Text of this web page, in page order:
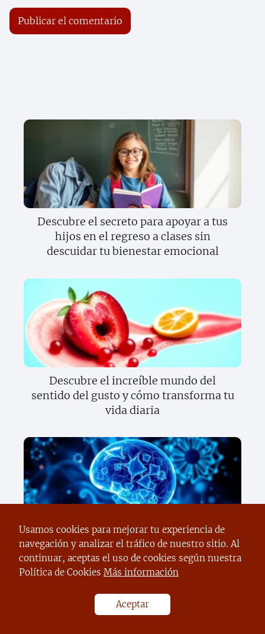
Descubre el secreto para apoyar a tus
hijos en el regreso a clases sin
descuidar tu bienestar emocional
Descubre el increíble mundo del
sentido del gusto y cómo transforma tu
vida diaria
Descubre los secretos sorprendentes de
la ciencia moderna que cambiarán tu
vida para siempre
Usamos cookies para mejorar tu experiencia de
navegación y analizar el tráfico de nuestro sitio. Al
continuar, aceptas el uso de cookies según nuestra
Política de Cookies Más información
Aceptar